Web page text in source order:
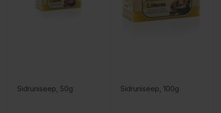
Sidruniseep, 50g Sidruniseep, 100g